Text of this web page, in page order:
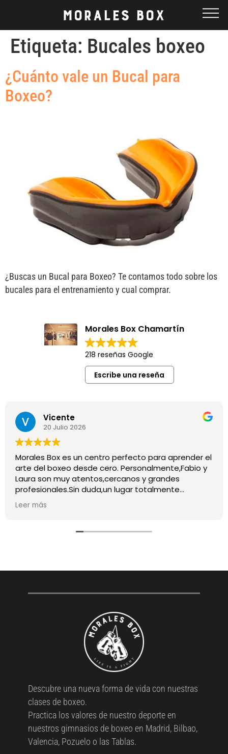
Etiqueta: Bucales boxeo
¿Cuánto vale un Bucal para
Boxeo?
¿Buscas un Bucal para Boxeo? Te contamos todo sobre los
bucales para el entrenamiento y cual comprar.
Morales Box Chamartín
218 reseñas Google
Escribe una reseña
Vicente
20 Julio 2026
Morales Box es un centro perfecto para aprender el
arte del boxeo desde cero. Personalmente,Fabio y
Laura son muy atentos,cercanos y grandes
profesionales.Sin duda,un lugar totalmente
recomendable para quienes quieran iniciarse o
mejorar en este deporte
Leer más
Descubre una nueva forma de vida con nuestras
clases de boxeo.
Practica los valores de nuestro deporte en
nuestros gimnasios de boxeo en Madrid, Bilbao,
Valencia, Pozuelo o las Tablas.